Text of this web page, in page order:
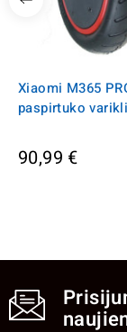
Xiaomi M365
paspirtuko
90,99 €